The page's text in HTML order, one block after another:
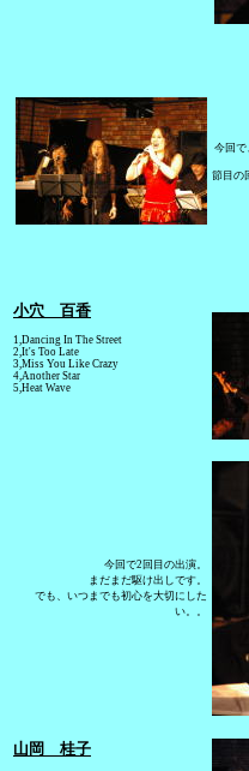
今回
節目の
小穴 百香
1,Dancing In The Street
2,It's Too Late
3,Miss You Like Crazy
4,Another Star
5,Heat Wave
今回で2回目の出演。
まだまだ駆け出しです。
でも、いつまでも初心を大切にした
い。。
山岡 桂子